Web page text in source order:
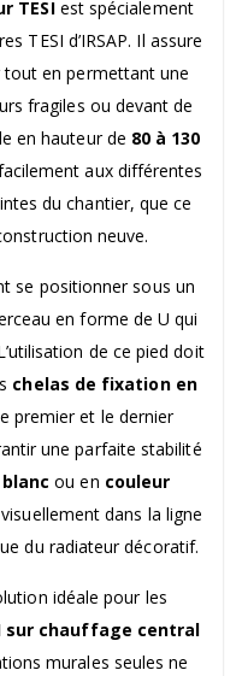
TESIest spécialement
TESI d’IRSAP. Il assure
en permettant une
fragiles ou devant de
en hauteur de 80 à 130
aux différentes
du chantier, que ce
neuve.
se positionner sous un
en forme de U qui
de ce pied doit
chelas de fixation en
premier et le dernier
une parfaite stabilité
blanc ou en couleur
dans la ligne
du radiateur décoratif.
idéale pour les
sur chauffage central
murales seules ne